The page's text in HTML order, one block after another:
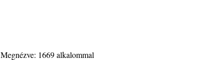
Megnézve: 1669 alkalommal